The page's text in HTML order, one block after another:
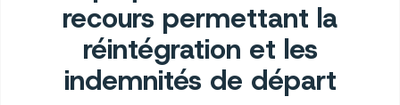
recours permettant la
réintégration et les
indemnités de départ